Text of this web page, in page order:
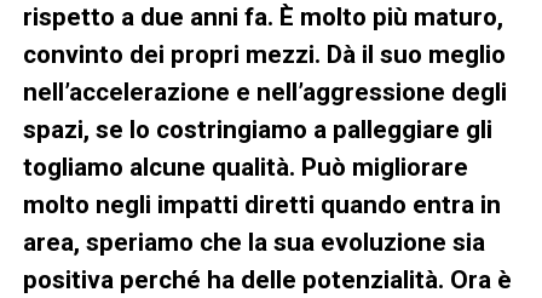
rispetto a due anni fa. È molto più maturo,
convinto dei propri mezzi. Dà il suo meglio
nell’accelerazione e nell’aggressione degli
spazi, se lo costringiamo a palleggiare gli
togliamo alcune qualità. Può migliorare
molto negli impatti diretti quando entra in
area, speriamo che la sua evoluzione sia
positiva perché ha delle potenzialità. Ora è